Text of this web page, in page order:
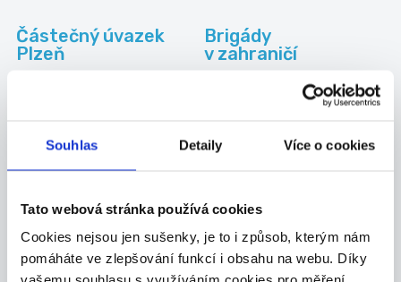
Souhlas Detaily Více o cookies
Tato webová stránka používá cookies
Cookies nejsou jen sušenky, je to i způsob, kterým nám
pomáháte ve zlepšování funkcí i obsahu na webu. Díky
Částečný úvazek
Plzeň
Brigády
v zahraničí
Práce na HPP
Kategoriebrigád
Administrativa